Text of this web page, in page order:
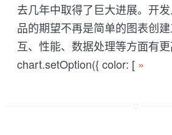
去几年中取得了巨大进展。开
品的期望不再是简单的图表创
互、性能、数据处理等方面有更
chart.setOption({ color: [ »